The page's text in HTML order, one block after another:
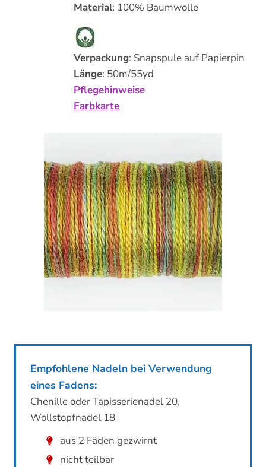
Material: 100% Baumwolle
Verpackung: Snapspule auf Papierpin
Länge: 50m/55yd
Pflegehinweise
Farbkarte
Empfohlene Nadeln bei Verwendung
eines Fadens:
Chenille oder Tapisserienadel 20,
Wollstopfnadel 18
aus 2 Fäden gezwirnt
nicht teilbar